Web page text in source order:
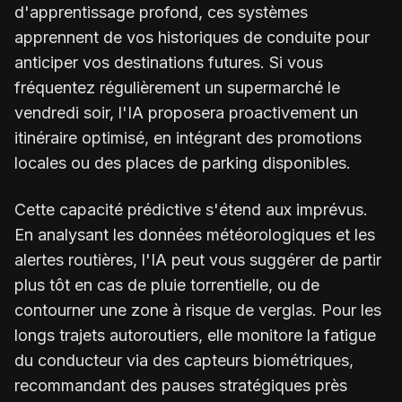
d'apprentissage profond, ces systèmes
apprennent de vos historiques de conduite pour
anticiper vos destinations futures. Si vous
fréquentez régulièrement un supermarché le
vendredi soir, l'IA proposera proactivement un
itinéraire optimisé, en intégrant des promotions
locales ou des places de parking disponibles.
Cette capacité prédictive s'étend aux imprévus.
En analysant les données météorologiques et les
alertes routières, l'IA peut vous suggérer de partir
plus tôt en cas de pluie torrentielle, ou de
contourner une zone à risque de verglas. Pour les
longs trajets autoroutiers, elle monitore la fatigue
du conducteur via des capteurs biométriques,
recommandant des pauses stratégiques près